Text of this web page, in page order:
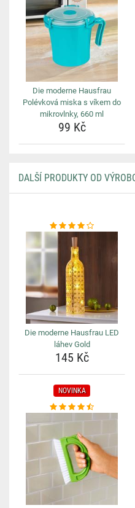
Die moderne Hausfrau
Polévková miska s víkem do
mikrovlnky, 660 ml
99 Kč
DALŠÍ PRODUKTY OD
Die moderne Hausfrau LED
láhev Gold
145 Kč
NOVINKA